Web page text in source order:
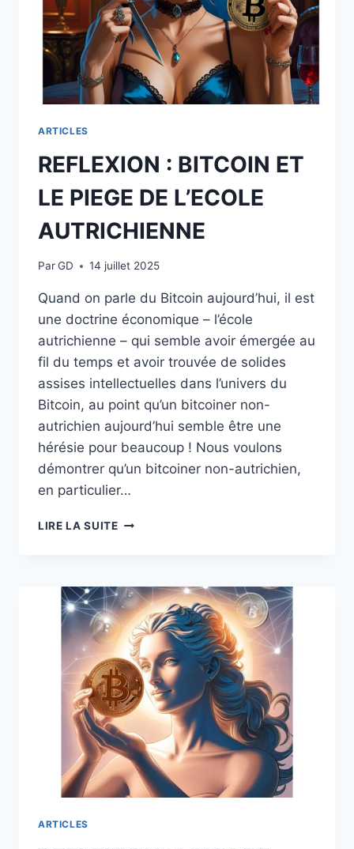
ARTICLES
REFLEXION : BITCOIN ET
LE PIEGE DE L’ECOLE
AUTRICHIENNE
ParGD 14 juillet 2025
Quand on parle du Bitcoin aujourd’hui, il est
une doctrine économique – l’école
autrichienne – qui semble avoir émergée au
fil du temps et avoir trouvée de solides
assises intellectuelles dans l’univers du
Bitcoin, au point qu’un bitcoiner non-
autrichien aujourd’hui semble être une
hérésie pour beaucoup ! Nous voulons
démontrer qu’un bitcoiner non-autrichien,
en particulier…
LIRE LA SUITEREFLEXION :
PIEGE
DE
L’ECOLE
AUTRICHIENNE
ARTICLES